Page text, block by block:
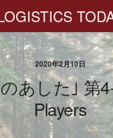
2020年2月10日
あした｣ 第
Players